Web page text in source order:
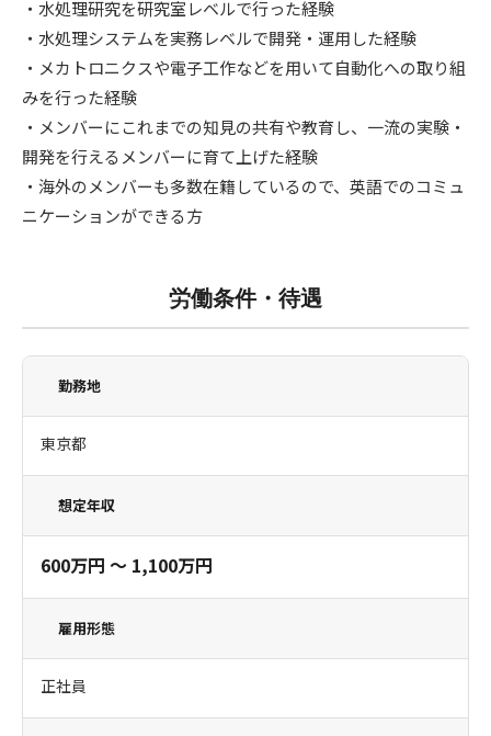
・水処理研究を研究室レベルで行った経験
・水処理システムを実務レベルで開発・運用した経験
・メカトロニクスや電子工作などを用いて自動化への取り組
みを行った経験
・メンバーにこれまでの知見の共有や教育し、一流の実験・
開発を行えるメンバーに育て上げた経験
・海外のメンバーも多数在籍しているので、英語でのコミュ
ニケーションができる方
労働条件・待遇
勤務地
東京都
想定年収
600万円 〜 1,100万円
雇用形態
正社員